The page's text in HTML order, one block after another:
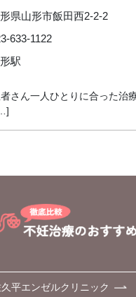
県山形市飯田西2-2-2
633-1122
駅
さん一人ひとりに合った
久平エンゼルクリニック